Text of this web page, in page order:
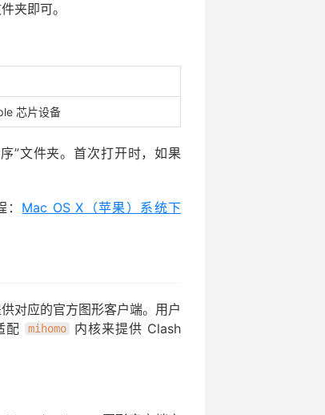
夹即可。
芯片设备
”文件夹。首次打开时，如果
Mac OS X（苹果）系统下
对应的官方图形客户端。用户
配
mihomo
内核来提供 Clash